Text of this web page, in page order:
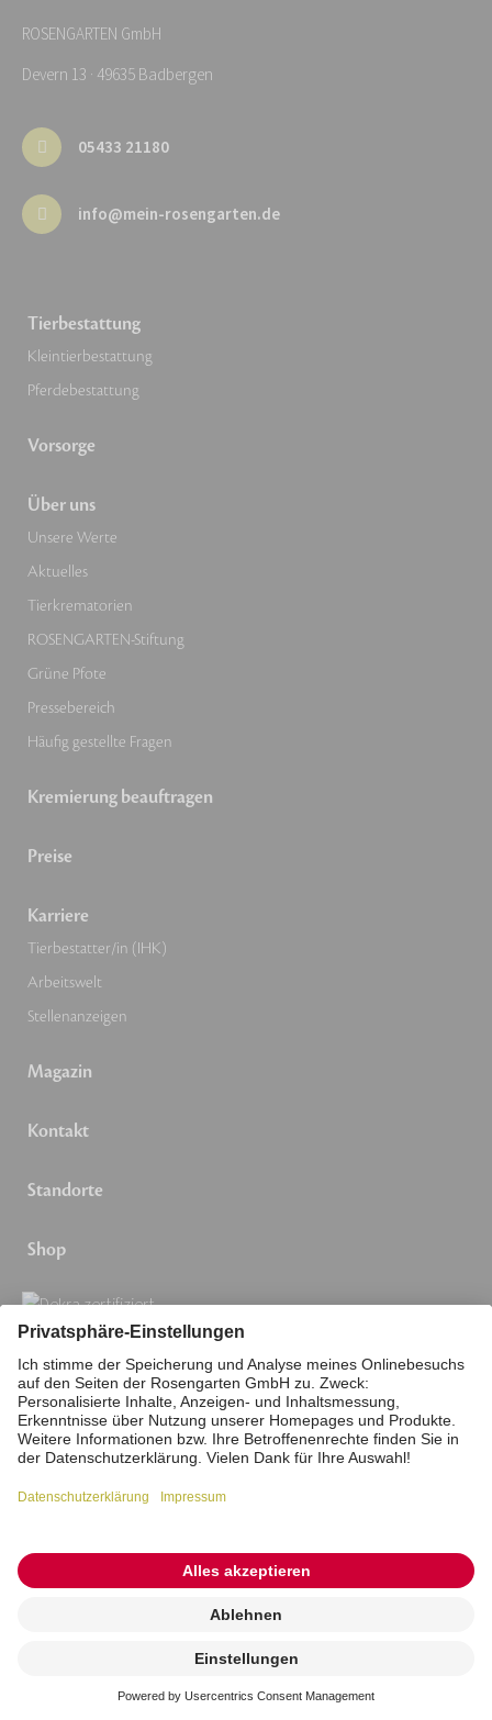
beauftragen
ROSENGARTEN GmbH
Devern 13 · 49635 Badbergen
05433 21180
info@mein-rosengarten.de
Tierbestattung
Kleintierbestattung
Pferdebestattung
Vorsorge
Über uns
Unsere Werte
Aktuelles
Tierkrematorien
ROSENGARTEN-Stiftung
Grüne Pfote
Pressebereich
Häufig gestellte Fragen
Kremierung beauftragen
Preise
Karriere
Tierbestatter/in (IHK)
Arbeitswelt
Stellenanzeigen
Magazin
Kontakt
Standorte
Shop
Newsletter abonnieren
Bleiben Sie stets informiert. Erfahren Sie alle
Neuigkeiten und Angebote mit dem
ROSENGARTEN-Newsletter.
Ihre
Impressum Datenschutz
Stiftung
Vertrag widerrufen